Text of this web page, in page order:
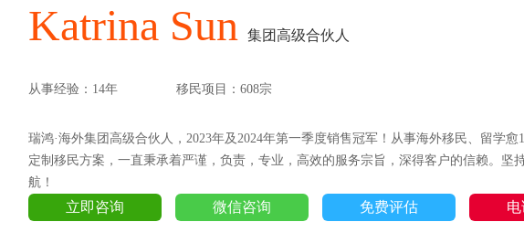
Katrina Sun 集团高级合伙人
从事经验： 14年 移民项目： 608宗
瑞鸿·海外集团高级合伙人，2023年及2024年第一季度销售冠军！从事海外移民、留学
定制移民方案，一直秉承着严谨，负责，专业，高效的服务宗旨，深得客户的信赖。
航！
立即咨询 微信咨询 免费评估